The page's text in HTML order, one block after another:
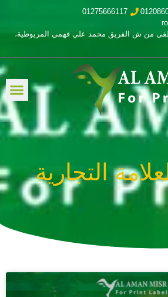
01275666117
من ش الفريق محمد علي فهمي المريوطية،
التجارية